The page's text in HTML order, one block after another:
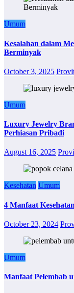
Umum
Kesalahan dalam
Berminyak
October 3, 2025
Umum
Luxury Jewelry
Perhiasan Pribadi
August 16, 2025
Kesehatan Umum
4 Manfaat
October 23, 2024
Umum
Manfaat Pelembab